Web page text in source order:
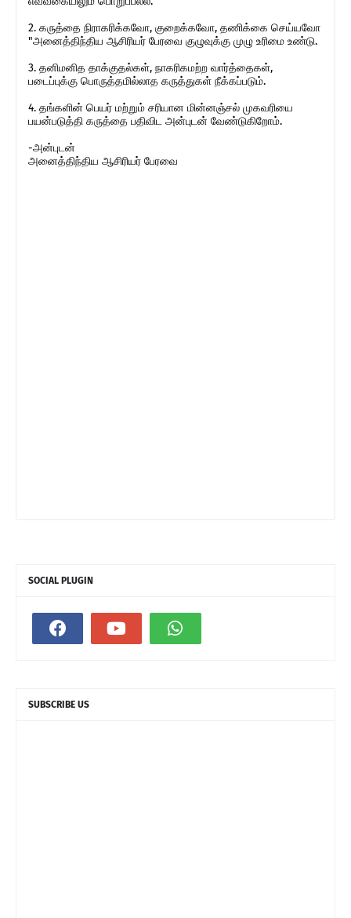
2. கருத்தை நிராகரிக்கவோ, குறைக்கவோ, தணிக்கை செய்யவோ
"அனைத்திந்திய ஆசிரியர் பேரவை குழுவுக்கு முழு உரிமை உண்டு.
3. தனிமனித தாக்குதல்கள், நாகரிகமற்ற வார்த்தைகள்,
படைப்புக்கு பொருத்தமில்லாத கருத்துகள் நீக்கப்படும்.
4. தங்களின் பெயர் மற்றும் சரியான மின்னஞ்சல் முகவரியை
பயன்படுத்தி கருத்தை பதிவிட அன்புடன் வேண்டுகிறோம்.
-அன்புடன்
அனைத்திந்திய ஆசிரியர் பேரவை
SOCIAL PLUGIN
SUBSCRIBE US